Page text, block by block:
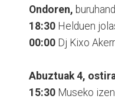
Ondoren,
18:30 Helduen
00:00 Dj Kixo
Abuztuak 4,
15:30 Museko